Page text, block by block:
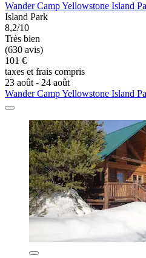
Wander Camp Yellowstone Island
Island Park
8,2/10
Très bien
(630 avis)
101 €
taxes et frais compris
23 août - 24 août
Wander Camp Yellowstone Island